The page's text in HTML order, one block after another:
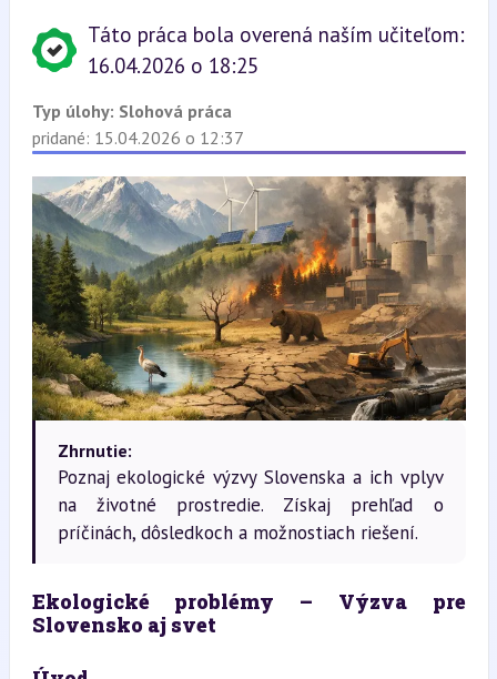
Táto práca bola overená naším učiteľom:
16.04.2026 o 18:25
Typ úlohy: Slohová práca
pridané: 15.04.2026 o 12:37
Zhrnutie:
Poznaj ekologické výzvy Slovenska a ich vplyv
na životné prostredie. Získaj prehľad o
príčinách, dôsledkoch a možnostiach riešení.
Ekologické problémy – Výzva pre
Slovensko aj svet